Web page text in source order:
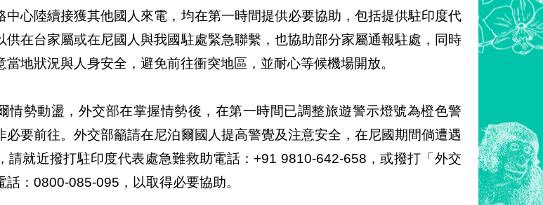
中心陸續接獲其他國人來電，均在第一時間提供必要協助，包括提供駐印度代
供在台家屬或在尼國人與我國駐處緊急聯繫，也協助部分家屬通報駐處，同時
地狀況與人身安全，避免前往衝突地區，並耐心等候機場開放。
情勢動盪，外交部在掌握情勢後，在第一時間已調整旅遊警示燈號為橙色警
必要前往。外交部籲請在尼泊爾國人提高警覺及注意安全，在尼國期間倘遭遇
請就近撥打駐印度代表處急難救助電話：+91 9810-642-658，或撥打「外交
：0800-085-095，以取得必要協助。